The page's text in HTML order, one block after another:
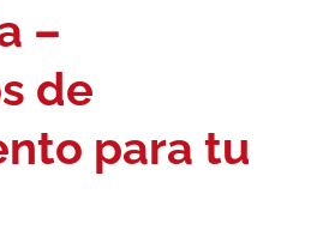
–
de
para tu